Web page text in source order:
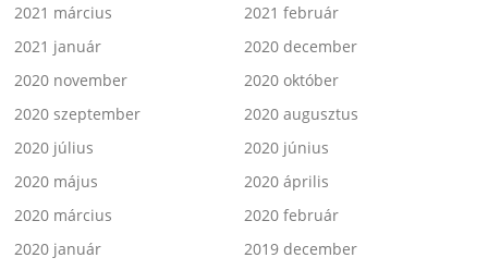
2021 március
2021 február
2021 január
2020 december
2020 november
2020 október
2020 szeptember
2020 augusztus
2020 július
2020 június
2020 május
2020 április
2020 március
2020 február
2020 január
2019 december